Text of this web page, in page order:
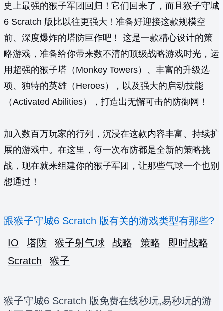
史上最强的猴子军团回归！它们回来了，而且猴子守城
6 Scratch 版比以往更强大！准备好迎接这款规模空
前、深度爆炸的塔防巨作吧！ 这是一款精心设计的策
略游戏，准备给你带来数不清的顶级战略游戏时光，运
用超强的猴子塔（Monkey Towers）、丰富的升级选
项、独特的英雄（Heroes），以及强大的启动技能
（Activated Abilities），打造出无懈可击的防御网！
加入数百万玩家的行列，沉浸在这款内容丰富、持续扩
展的游戏中。在这里，每一次布防都是全新的策略挑
战，现在就来组建你的猴子军团，让那些气球一个也别
想通过！
跟猴子守城6 Scratch 版有关的游戏类型有那些?
IO
塔防 猴子射气球 战略 策略
即时战略
Scratch
猴子
猴子守城6 Scratch 版免费在线秒玩,易秒玩的游